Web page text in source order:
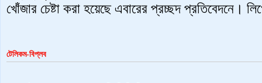
খোঁজার চেষ্টা করা হয়েছে এবারের প্রচ্ছদ প্রতিবেদনে।
টেলিকম-বিপ্লব